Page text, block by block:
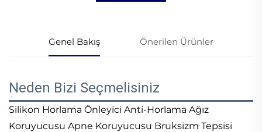
Genel Bakış Önerilen Ürünler
Neden Bizi Seçmelisiniz
Silikon Horlama Önleyici Anti-Horlama Ağız
Koruyucusu Apne Koruyucusu Bruksizm Tepsisi